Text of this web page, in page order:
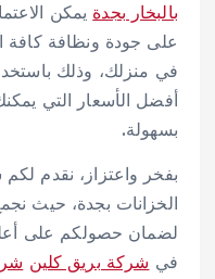
بالبخار بجدة يمكن
على جودة ونظافة كافة
في منزلك، وذلك
أفضل الأسعار التي
بسهولة.
بفخر واعتزاز، نقدم
الخزانات بجدة، حيث
لضمان حصولكم على
في شركة بريق كلين